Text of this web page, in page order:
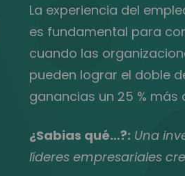
La experiencia del
es fundamental para
cuando las
pueden lograr el doble
ganancias un 25 %
¿Sabias qué…?: Una
líderes empresariales